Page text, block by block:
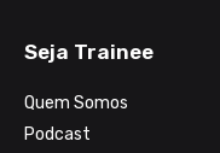
Seja Trainee
Quem Somos
Podcast